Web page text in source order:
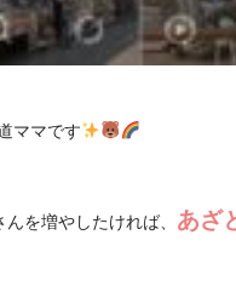
ママです
を増やしたければ、 あざ